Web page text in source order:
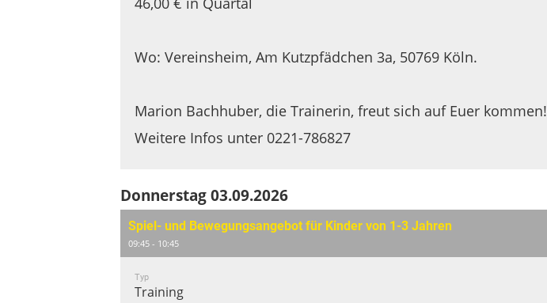
Wo: Vereinsheim, Am Kutzpfädchen 3a, 50769 Köln.
Marion Bachhuber, die Trainerin, freut sich auf Euer kommen!
Weitere Infos unter 0221-786827
Donnerstag 03.09.2026
Spiel- und Bewegungsangebot für Kinder von 1-3 Jahren
09:45 - 10:45
Typ
Training